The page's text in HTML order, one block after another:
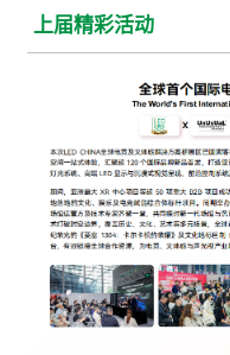
上届精彩活动